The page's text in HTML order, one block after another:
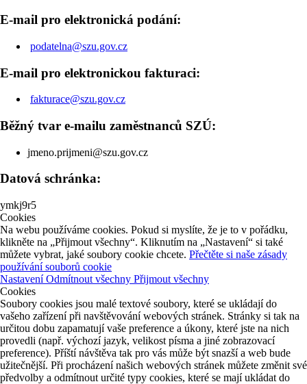
E-mail pro elektronická podání:
podatelna@szu.gov.cz
E-mail pro elektronickou fakturaci:
fakturace@szu.gov.cz
Běžný tvar e-mailu zaměstnanců SZÚ:
jmeno.prijmeni@szu.gov.cz
Datová schránka:
ymkj9r5
Cookies
Na webu používáme cookies. Pokud si myslíte, že je to v pořádku,
klikněte na „Přijmout všechny“. Kliknutím na „Nastavení“ si také
můžete vybrat, jaké soubory cookie chcete. Přečtěte si naše zásady
používání souborů cookie
NastaveníOdmítnout všechny Přijmout všechny
Cookies
Soubory cookies jsou malé textové soubory, které se ukládají do
vašeho zařízení při navštěvování webových stránek. Stránky si tak na
určitou dobu zapamatují vaše preference a úkony, které jste na nich
provedli (např. výchozí jazyk, velikost písma a jiné zobrazovací
preference). Příští návštěva tak pro vás může být snazší a web bude
užitečnější. Při procházení našich webových stránek můžete změnit své
předvolby a odmítnout určité typy cookies, které se mají ukládat do